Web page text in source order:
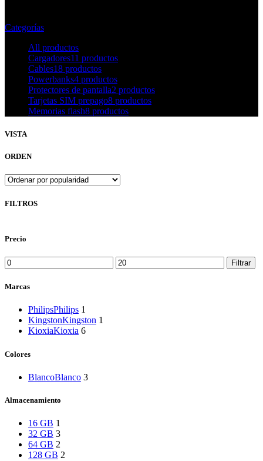
Categorías
All productos
Cargadores11 productos
Cables18 productos
Powerbanks4 productos
Protectores de pantalla2 productos
Tarjetas SIM prepago8 productos
Memorias flash8 productos
VISTA
ORDEN
FILTROS
Precio
Precio
mínimo
Precio
máximo
Filtrar
Marcas
PhilipsPhilips 1
KingstonKingston 1
KioxiaKioxia 6
Colores
BlancoBlanco 3
Almacenamiento
16 GB 1
32 GB 3
64 GB 2
128 GB 2